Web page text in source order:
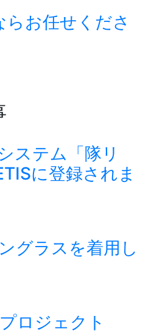
らお任せくださ
ステム「隊リ
に登録されま
グラスを着用し
ロジェクト